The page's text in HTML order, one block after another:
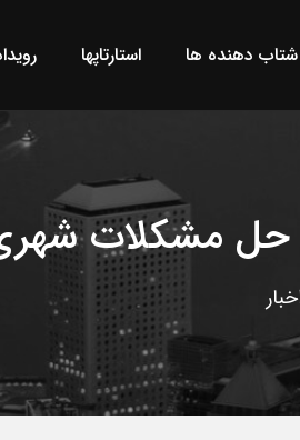
شتاب دهنده ها استارتاپها
حل مشکلات